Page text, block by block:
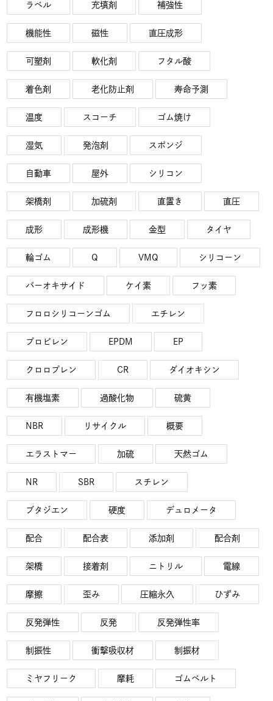
ラベル 充填剤 補強性
機能性 磁性 直圧成形
可塑剤 軟化剤 フタル酸
着色剤 老化防止剤 寿命予測
温度 スコーチ ゴム焼け
湿気 発泡剤 スポンジ
自動車 屋外 シリコン
架橋剤 加硫剤 直置き 直圧
成形 成形機 金型 タイヤ
輪ゴム Q VMQ シリコーン
パーオキサイド ケイ素 フッ素
フロロシリコーンゴム エチレン
プロビレン EPDM EP
クロロプレン CR ダイオキシン
有機塩素 過酸化物 硫黄
NBR リサイクル 概要
エラストマー 加硫 天然ゴム
NR SBR スチレン
ブタジエン 硬度 デュロメータ
配合 配合表 添加剤 配合剤
架橋 接着剤 ニトリル 電線
摩擦 歪み 圧縮永久 ひずみ
反発弾性 反発 反発弾性率
制振性 衝撃吸収材 制振材
ミヤフリーク 摩耗 ゴムベルト